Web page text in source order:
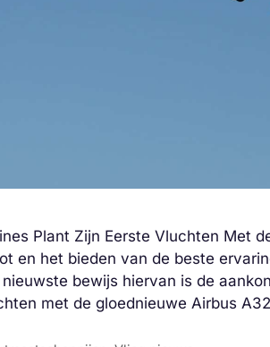
Plant Zijn Eerste Vluchten Met
en het bieden van de beste
bewijs hiervan is de
met de gloednieuwe Airbus